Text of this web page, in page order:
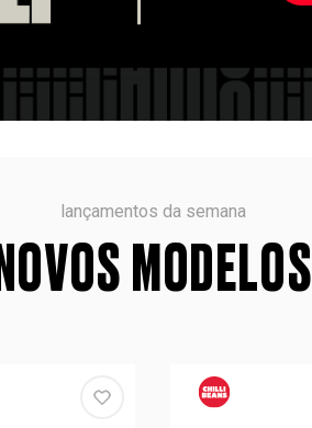
lançamentos da semana
NOVOS MODELOS